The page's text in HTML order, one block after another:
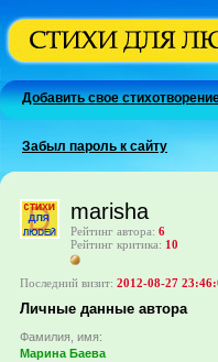
Добавить свое
Забыл пароль к сайту
marisha
Рейтинг автора: 6
Рейтинг критика: 10
Последний визит: 2012-08-27
Личные данные автора
Фамилия, имя:
Марина Баева